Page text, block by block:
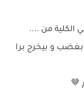
الكلية من ....
و بيخرج برا
🤎